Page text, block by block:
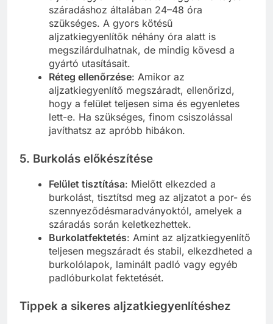
száradáshoz általában 24–48 óra
szükséges. A gyors kötésű
aljzatkiegyenlítők néhány óra alatt is
megszilárdulhatnak, de mindig kövesd a
gyártó utasításait.
Réteg ellenőrzése: Amikor az
aljzatkiegyenlítő megszáradt, ellenőrizd,
hogy a felület teljesen sima és egyenletes
lett-e. Ha szükséges, finom csiszolással
javíthatsz az apróbb hibákon.
5. Burkolás előkészítése
Felület tisztítása: Mielőtt elkezded a
burkolást, tisztítsd meg az aljzatot a por- és
szennyeződésmaradványoktól, amelyek a
száradás során keletkezhettek.
Burkolatfektetés: Amint az aljzatkiegyenlítő
teljesen megszáradt és stabil, elkezdheted a
burkolólapok, laminált padló vagy egyéb
padlóburkolat fektetését.
Tippek a sikeres aljzatkiegyenlítéshez